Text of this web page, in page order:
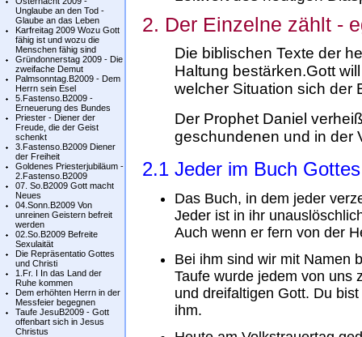
Unglaube an den Tod -
Glaube an das Leben
Karfreitag 2009 Wozu Gott
fähig ist und wozu die
Menschen fähig sind
Gründonnerstag 2009 - Die
zweifache Demut
Palmsonntag.B2009 - Dem
Herrn sein Esel
5.Fastenso.B2009 -
Erneuerung des Bundes
Priester - Diener der
Freude, die der Geist
schenkt
3.Fastenso.B2009 Diener
der Freiheit
Goldenes Priesterjubiläum -
2.Fastenso.B2009
07. So.B2009 Gott macht
Neues
04.Sonn.B2009 Von
unreinen Geistern befreit
werden
02.So.B2009 Befreite
Sexulaität
Die Repräsentatio Gottes
und Christi
1.Fr. I In das Land der
Ruhe kommen
Dem erhöhten Herrn in der
Messfeier begegnen
Taufe JesuB2009 - Gott
offenbart sich in Jesus
Christus
2. Der Einzelne zählt -
Die biblischen Texte der
Haltung bestärken.Gott
welcher Situation sich der
Der Prophet Daniel
geschundenen und in der
2.1 Jeder im Buch
Das Buch, in dem jeder
Jeder ist in ihr
Auch wenn er fern von der
Bei ihm sind wir mit Namen
Taufe wurde jedem von uns
und dreifaltigen Gott. Du
ihm.